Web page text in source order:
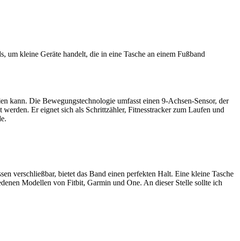
kleine Geräte handelt, die in eine Tasche an einem Fußband
kann. Die Bewegungstechnologie umfasst einen 9-Achsen-Sensor, der
Er eignet sich als Schrittzähler, Fitnesstracker zum Laufen und
verschließbar, bietet das Band einen perfekten Halt. Eine kleine Tasche
Modellen von Fitbit, Garmin und One. An dieser Stelle sollte ich